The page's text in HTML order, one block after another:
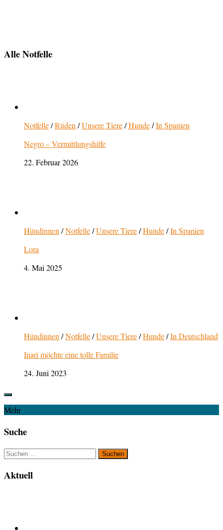
Alle Notfelle
Notfelle/Rüden /Unsere Tiere/Hunde/In Spanien
Negro – Vermittlungshilfe
22. Februar 2026
Hündinnen /Notfelle/Unsere Tiere/Hunde/In Spanien
Lora
4. Mai 2025
Hündinnen /Notfelle/Unsere Tiere/Hunde/In Deutschland
Inari möchte eine tolle Familie
24. Juni 2023
Mehr
Suche
Suchen
nach:
Aktuell